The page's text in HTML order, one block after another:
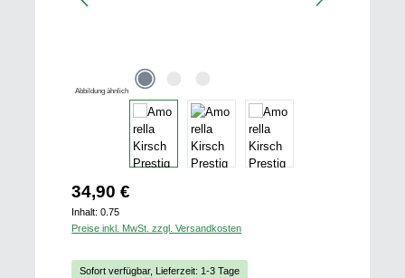
Abbildung ähnlich
Regulärer Preis:
34,90 €
Inhalt:0.75
Preise inkl. MwSt. zzgl. Versandkosten
Sofort verfügbar, Lieferzeit: 1-3 Tage